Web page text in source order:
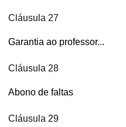
Cláusula 27
Garantia ao professor...
Cláusula 28
Abono de faltas
Cláusula 29